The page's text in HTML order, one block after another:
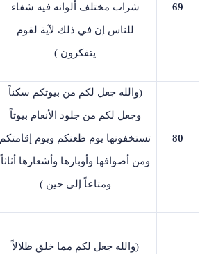
69 شراب مختلف ألوانه فيه شفاء
للناس إن في ذلك لآية لقوم
يتفكرون (
80
)والله جعل لكم من بيوتكم سكناً
وجعل لكم من جلود الأنعام بيوتاً
تستخفونها يوم ظعنكم ويوم إقامتكم
ومن أصوافها وأوبارها وأشعارها أثاثاً
ومتاعاً إلى حين(
)والله جعل لكم مما خلق ظلالاً